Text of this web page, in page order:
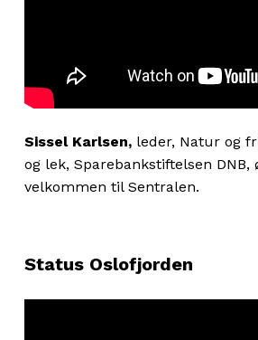
Sissel Karlsen, leder, Natur og
og lek, Sparebankstiftelsen DNB,
velkommen til Sentralen.
Status Oslofjorden